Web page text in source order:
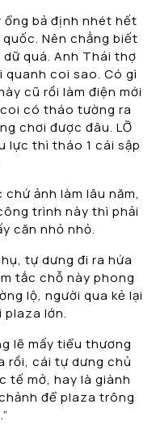
ổng bả định nhét hết
Nên chẳng biết
dữ quá. Anh Thái thợ
quanh coi sao. Có gì
cũ rồi làm điện mới
có tháo tường ra
chơi được đâu. LỠ
lực thì tháo 1 cái sập
ảnh làm lâu năm,
trình này thì phải
căn nhỏ nhỏ.
tự dưng đi ra hứa
tắc chỗ này phong
lộ, người qua kẻ lại
lớn.
lẽ mấy tiểu thương
rồi, cái tự dưng chủ
tế mở, hay là giành
để plaza trông